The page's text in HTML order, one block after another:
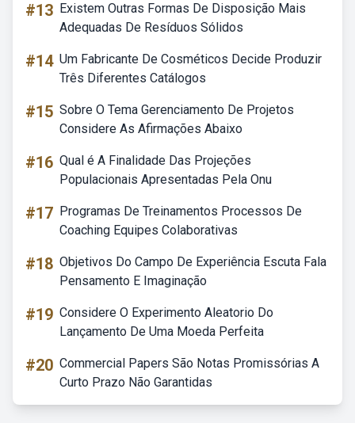
#13 Existem Outras Formas De Disposição Mais
Adequadas De Resíduos Sólidos
#14 Um Fabricante De Cosméticos Decide Produzir
Três Diferentes Catálogos
#15 Sobre O Tema Gerenciamento De Projetos
Considere As Afirmações Abaixo
#16 Qual é A Finalidade Das Projeções
Populacionais Apresentadas Pela Onu
#17 Programas De Treinamentos Processos De
Coaching Equipes Colaborativas
#18 Objetivos Do Campo De Experiência Escuta Fala
Pensamento E Imaginação
#19 Considere O Experimento Aleatorio Do
Lançamento De Uma Moeda Perfeita
#20 Commercial Papers São Notas Promissórias A
Curto Prazo Não Garantidas